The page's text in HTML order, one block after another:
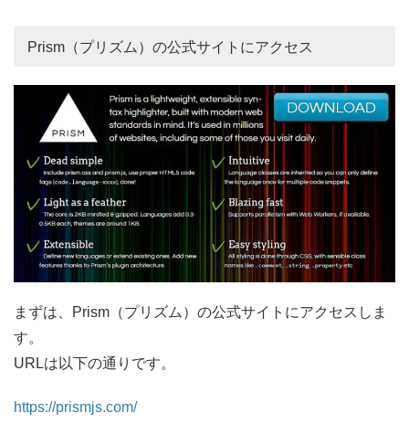
Prism（プリズム）の公式サイトにアクセス
まずは、Prism（プリズム）の公式サイトにアクセスしま
す。
URLは以下の通りです。
https://prismjs.com/